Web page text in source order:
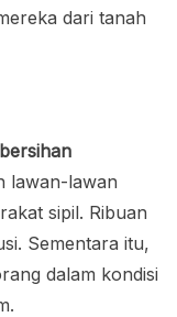
dari tanah
lawan-lawan
sipil. Ribuan
Sementara itu,
dalam kondisi